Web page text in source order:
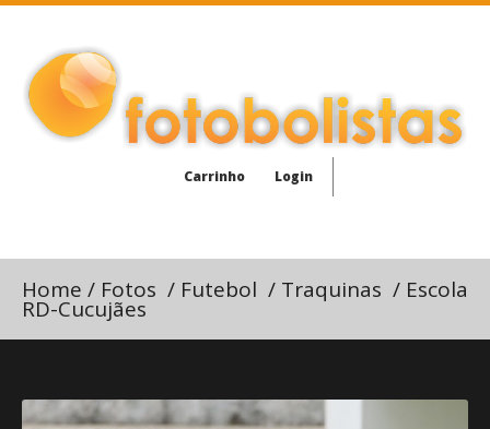
Carrinho Login
Home / Fotos / Futebol / Traquinas / Escola
RD-Cucujães